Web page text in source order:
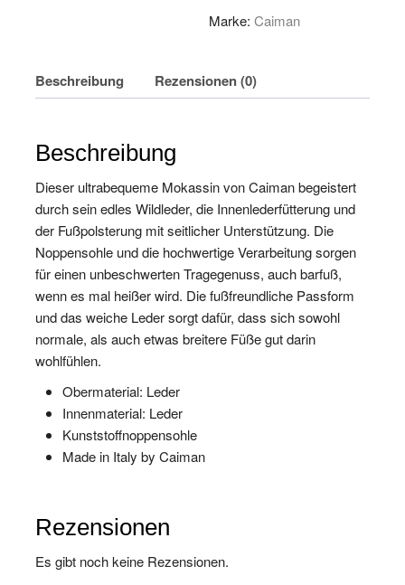
Marke:Caiman
Beschreibung Rezensionen (0)
Beschreibung
Dieser ultrabequeme Mokassin von Caiman begeistert
durch sein edles Wildleder, die Innenlederfütterung und
der Fußpolsterung mit seitlicher Unterstützung. Die
Noppensohle und die hochwertige Verarbeitung sorgen
für einen unbeschwerten Tragegenuss, auch barfuß,
wenn es mal heißer wird. Die fußfreundliche Passform
und das weiche Leder sorgt dafür, dass sich sowohl
normale, als auch etwas breitere Füße gut darin
wohlfühlen.
Obermaterial: Leder
Innenmaterial: Leder
Kunststoffnoppensohle
Made in Italy by Caiman
Rezensionen
Es gibt noch keine Rezensionen.